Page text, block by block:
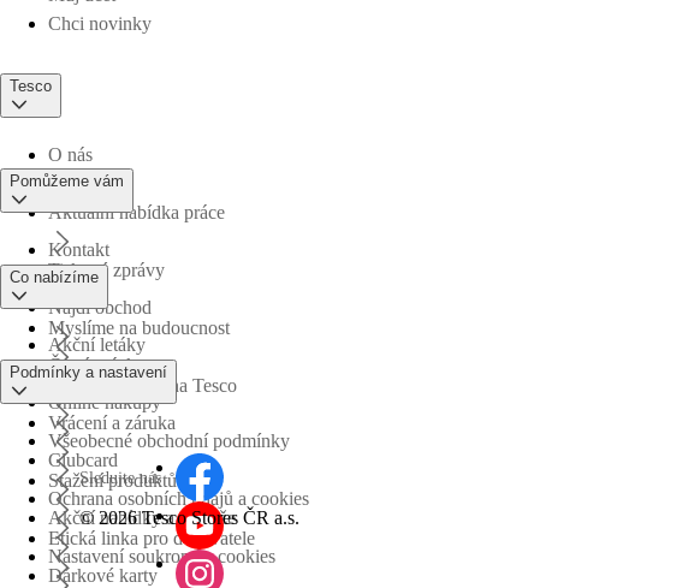
Chci novinky
Tesco
O nás
Aktuální nabídka práce
Tiskové zprávy
Myslíme na budoucnost
Obchodní skupina Tesco
Pomůžeme vám
Kontakt
Najdi obchod
Časté otázky
Vrácení a záruka
Stažení produktů
Etická linka pro dodavatele
Co nabízíme
Akční letáky
Online nákupy
Clubcard
Akční nabídky a soutěže
Dárkové karty
Podmínky a nastavení
Všeobecné obchodní podmínky
Ochrana osobních údajů a cookies
Nastavení soukromí a cookies
Sledujte nás
© 2026 Tesco Stores ČR a.s.